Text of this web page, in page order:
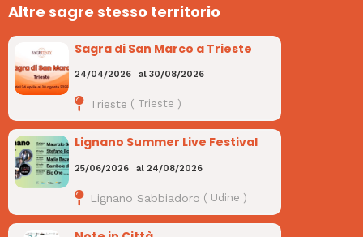
Altre sagre stesso territorio
Sagra di San Marco a Trieste
24/04/2026 al30/08/2026
Trieste ( Trieste )
Lignano Summer Live Festival
25/06/2026 al 24/08/2026
Lignano Sabbiadoro ( Udine )